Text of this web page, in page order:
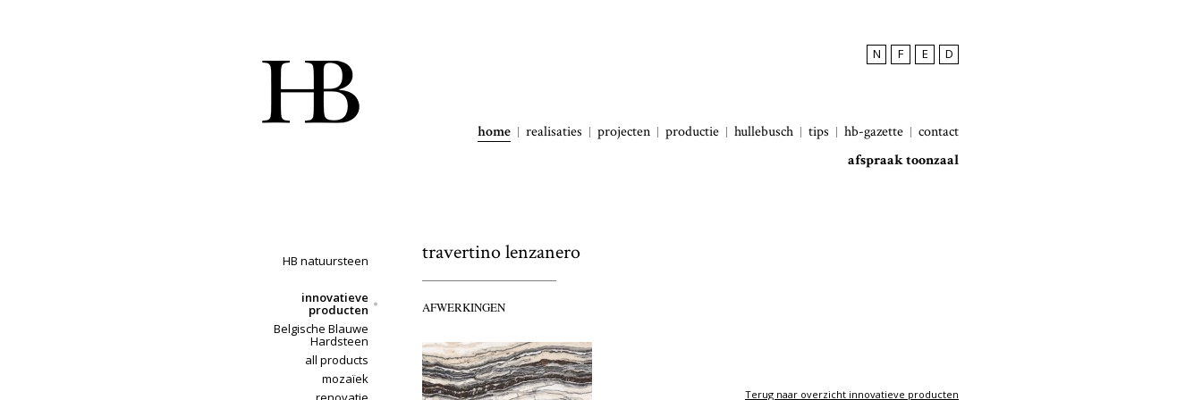
N F E D
home realisaties projecten productie hullebusch tips hb-gazette
contact
afspraak toonzaal
HB natuursteen
innovatieve
producten
Belgische Blauwe
Hardsteen
all products
mozaïek
travertino lenzanero
AFWERKINGEN
Terug naar overzicht innovatieve producten